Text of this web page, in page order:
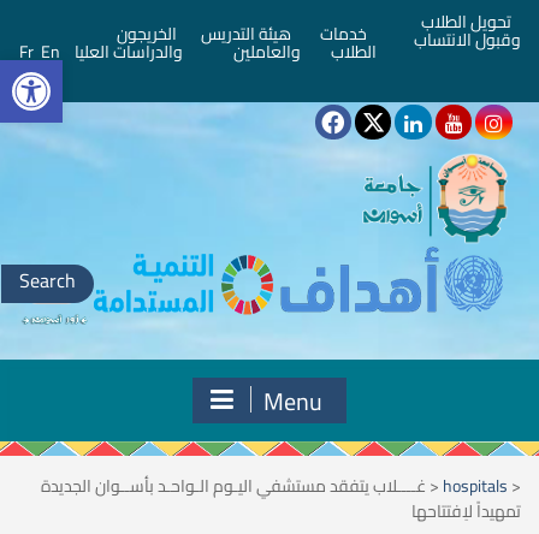
تحويل الطلاب
وقبول الانتساب خدمات
الطلاب
هيئة التدريس
والعاملين
الخريجون
والدراسات العليا En
Fr
Search
for:
Menu
<
hospitals
<غــــلاب يتفقد مستشفي اليـوم الـواحـد بأســوان الجديدة
تمهيداً لاِفتتاحها